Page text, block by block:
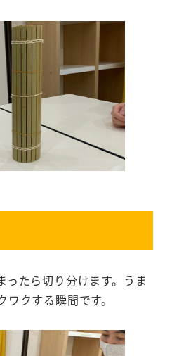
ったら切り分けます。うま
クする瞬間です。